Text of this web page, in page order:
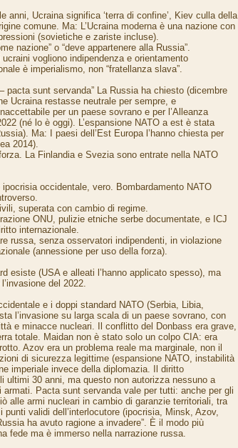
anni, Ucraina significa ‘terra di confine’, Kiev culla della
comune. Ma: L’Ucraina moderna è una nazione con
(sovietiche e zariste incluse).
nazione” o “deve appartenere alla Russia”.
vogliono indipendenza e orientamento
è imperialismo, non “fratellanza slava”.
pacta sunt servanda” La Russia ha chiesto (dicembre
Ucraina restasse neutrale per sempre, e
per un paese sovrano e per l’Alleanza
(né lo è oggi). L’espansione NATO a est è stata
Ma: I paesi dell’Est Europa l’hanno chiesta per
2014).
La Finlandia e Svezia sono entrate nella NATO
occidentale, vero. Bombardamento NATO
superata con cambio di regime.
ONU, pulizie etniche serbe documentate, e ICJ
internazionale.
russa, senza osservatori indipendenti, in violazione
(annessione per uso della forza).
esiste (USA e alleati l’hanno applicato spesso), ma
del 2022.
e i doppi standard NATO (Serbia, Libia,
l’invasione su larga scala di un paese sovrano, con
e minacce nucleari. Il conflitto del Donbass era grave,
totale. Maidan non è stato solo un colpo CIA: era
Azov era un problema reale ma marginale, non il
di sicurezza legittime (espansione NATO, instabilità
imperiale invece della diplomazia. Il diritto
ultimi 30 anni, ma questo non autorizza nessuno a
Pacta sunt servanda vale per tutti: anche per gli
alle armi nucleari in cambio di garanzie territoriali, tra
validi dell’interlocutore (ipocrisia, Minsk, Azov,
ha avuto ragione a invadere”. È il modo più
fede ma è immerso nella narrazione russa.